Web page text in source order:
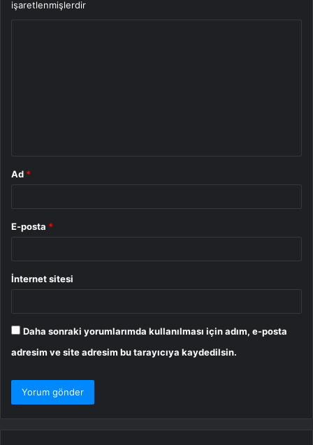
işaretlenmişlerdir
Ad *
E-posta *
İnternet sitesi
Daha sonraki yorumlarımda kullanılması için adım, e-posta
adresim ve site adresim bu tarayıcıya kaydedilsin.